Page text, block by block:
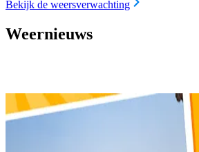
Bekijk de weersverwachting
Weernieuws